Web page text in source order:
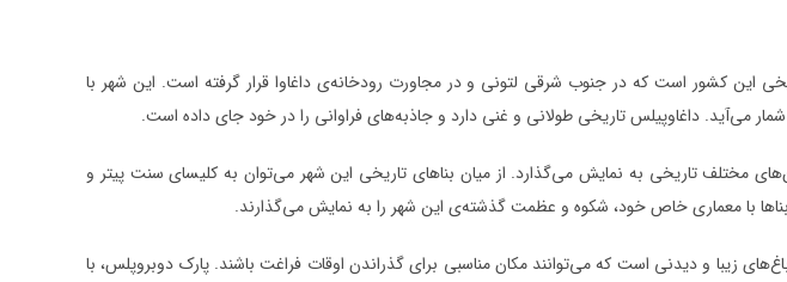
این کشور است که در جنوب شرقی لتونی و در مجاورت رودخانه‌ی داغاوا قرار گرفته است. این شهر با
مختلف تاریخی به نمایش می‌گذارد. از میان بناهای تاریخی این شهر می‌توان به کلیسای سنت پیتر و
با معماری خاص خود، شکوه و عظمت گذشته‌ی این شهر را به نمایش می‌گذارند.
زیبا و دیدنی است که می‌توانند مکان مناسبی برای گذراندن اوقات فراغت باشند. پارک دوبروپلس، با